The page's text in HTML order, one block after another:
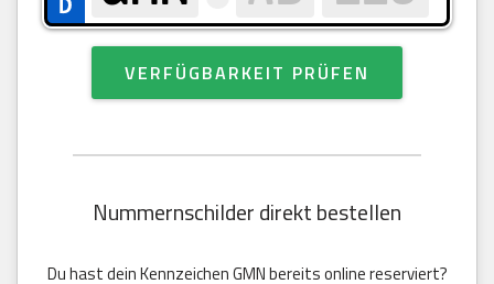
VERFÜGBARKEIT PRÜFEN
Nummernschilder direkt bestellen
Du hast dein Kennzeichen GMN bereits online reserviert?